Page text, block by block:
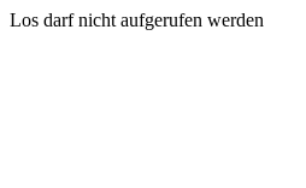
Los darf nicht aufgerufen werden